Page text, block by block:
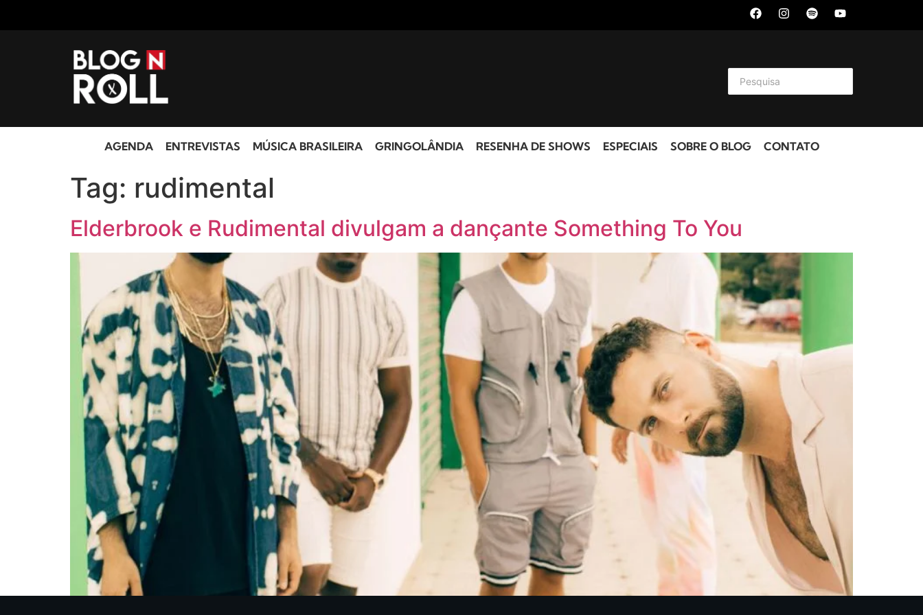
AGENDA ENTREVISTAS MÚSICA BRASILEIRA GRINGOLÂNDIA RESENHA DE SHOWS ESPECIAIS SOBRE O BLOG CONTATO
Tag: rudimental
Elderbrook e Rudimental divulgam a dançante Something To You